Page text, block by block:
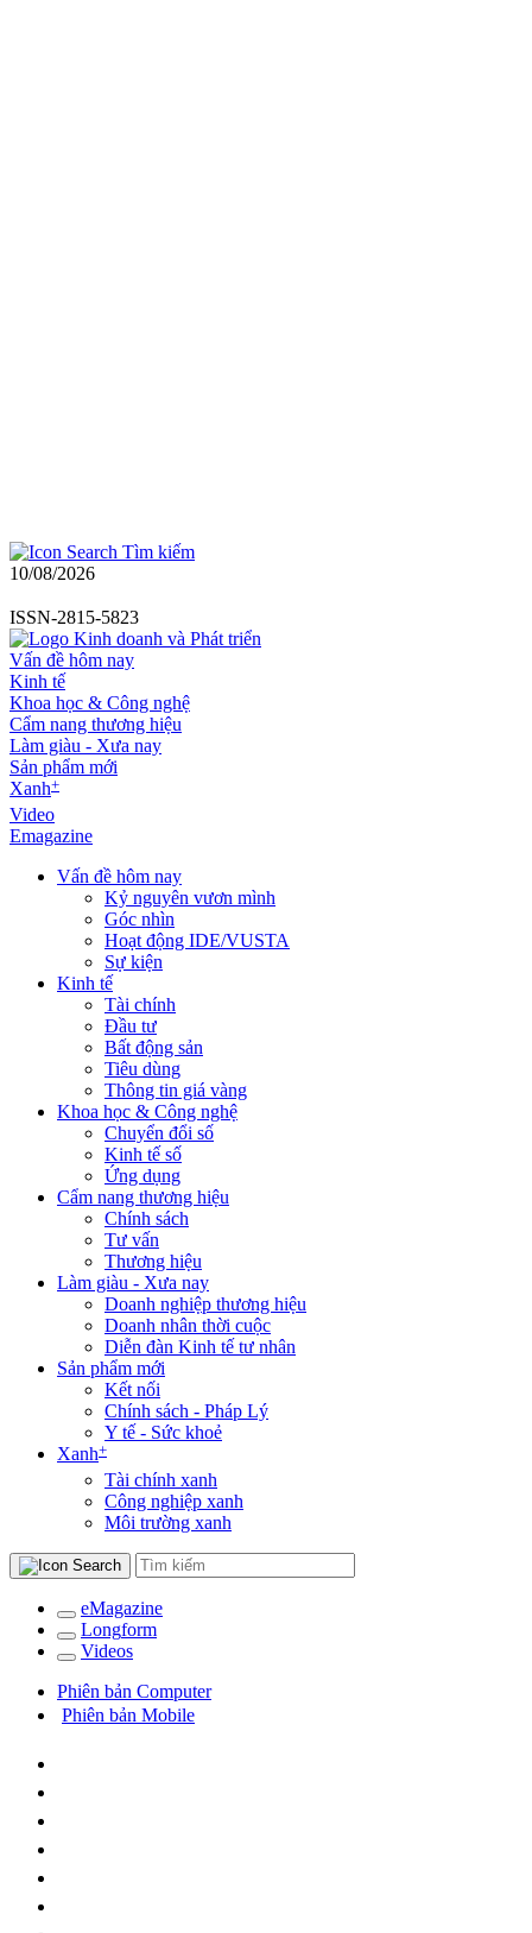
Tìm kiếm
10/08/2026
ISSN-2815-5823
Vấn đề hôm nay
Kinh tế
Khoa học & Công nghệ
Cẩm nang thương hiệu
Làm giàu - Xưa nay
Sản phẩm mới
Xanh+
Video
Emagazine
Vấn đề hôm nay
Kỷ nguyên vươn mình
Góc nhìn
Hoạt động IDE/VUSTA
Sự kiện
Kinh tế
Tài chính
Đầu tư
Bất động sản
Tiêu dùng
Thông tin giá vàng
Khoa học & Công nghệ
Chuyển đổi số
Kinh tế số
Ứng dụng
Cẩm nang thương hiệu
Chính sách
Tư vấn
Thương hiệu
Làm giàu - Xưa nay
Doanh nghiệp thương hiệu
Doanh nhân thời cuộc
Diễn đàn Kinh tế tư nhân
Sản phẩm mới
Kết nối
Chính sách - Pháp Lý
Y tế - Sức khoẻ
Xanh+
Tài chính xanh
Công nghiệp xanh
Môi trường xanh
eMagazine
Longform
Videos
Phiên bản Computer
Phiên bản Mobile